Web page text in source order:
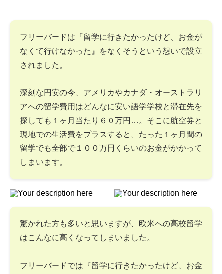
フリーバードは『留学に行きたかったけど、お金が
なくて行けなかった』をなくそうという想いで設立
されました。
深刻な円安の今、アメリカやカナダ・オーストラリ
アへの留学費用はどんなに安い語学学校と滞在先を
探しても１ヶ月当たり６０万円…。そこに航空券と
現地での生活費をプラスすると、たった１ヶ月間の
留学でも全部で１００万円くらいのお金がかかって
しまいます。
驚かれた方も多いと思いますが、欧米への高校留学
はこんなに高くなってしまいました。
フリーバードでは『留学に行きたかったけど、お金